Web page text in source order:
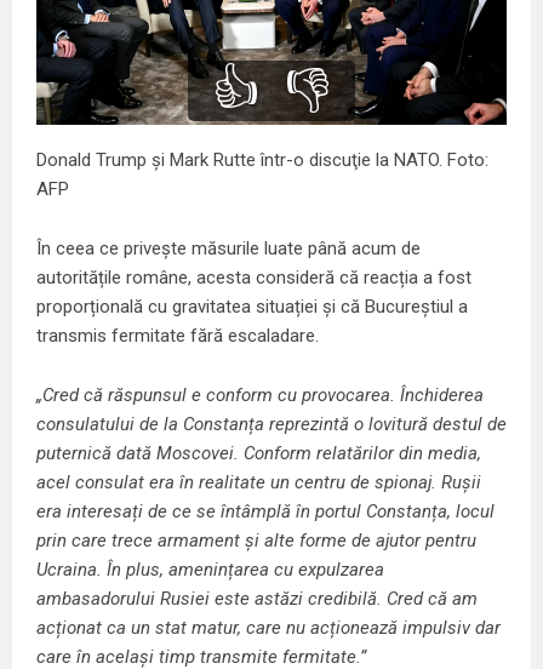
👍 👎
Donald Trump şi Mark Rutte într-o discuţie la NATO. Foto:
AFP
În ceea ce privește măsurile luate până acum de
autoritățile române, acesta consideră că reacția a fost
proporțională cu gravitatea situației și că Bucureștiul a
transmis fermitate fără escaladare.
„Cred că răspunsul e conform cu provocarea. Închiderea
consulatului de la Constanța reprezintă o lovitură destul de
puternică dată Moscovei. Conform relatărilor din media,
acel consulat era în realitate un centru de spionaj. Rușii
era interesați de ce se întâmplă în portul Constanța, locul
prin care trece armament și alte forme de ajutor pentru
Ucraina. În plus, amenințarea cu expulzarea
ambasadorului Rusiei este astăzi credibilă. Cred că am
acționat ca un stat matur, care nu acționează impulsiv dar
care în același timp transmite fermitate.”